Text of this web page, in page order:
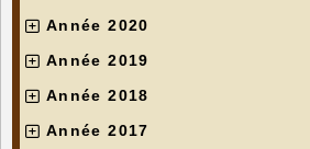
Année 2020
Année 2019
Année 2018
Année 2017